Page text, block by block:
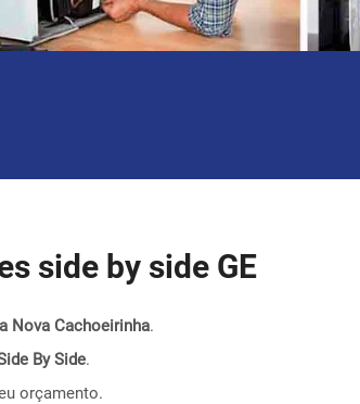
side by side GE
Nova Cachoeirinha.
By Side.
orçamento.